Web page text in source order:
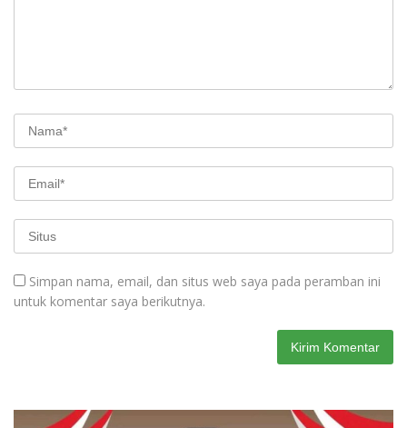
Simpan nama, email, dan situs web saya pada peramban ini
untuk komentar saya berikutnya.